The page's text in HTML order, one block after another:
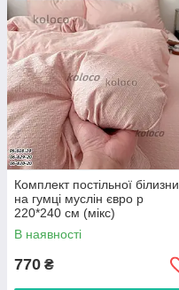
Комплект постільної білизни
на гумці муслін євро р
220*240 см (мікс)
"POSTELKA" недорого від
прямого постачальника
В наявності
770 ₴